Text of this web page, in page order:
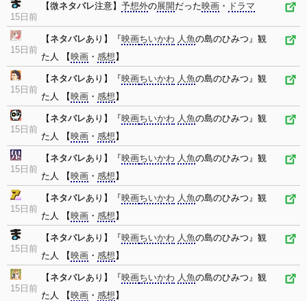
15日前
【微ネタバレ注意】 予想外の展開 だった映画 ・ ドラマ
15日前
【ネタバレあり】『映画ちいかわ 人魚の島のひみつ』観
た人 【映画 ・ 感想 】
15日前
【ネタバレあり】『映画ちいかわ 人魚の島のひみつ』観
た人 【映画 ・ 感想 】
15日前
【ネタバレあり】『映画ちいかわ 人魚の島のひみつ』観
た人 【映画 ・ 感想 】
15日前
【ネタバレあり】『映画ちいかわ 人魚の島のひみつ』観
た人 【映画 ・ 感想 】
15日前
【ネタバレあり】『映画ちいかわ 人魚の島のひみつ』観
た人 【映画 ・ 感想 】
15日前
【ネタバレあり】『映画ちいかわ 人魚の島のひみつ』観
た人 【映画 ・ 感想 】
15日前
【ネタバレあり】『映画ちいかわ 人魚の島のひみつ』観
た人 【映画 ・ 感想 】